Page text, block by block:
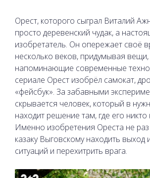
Орест, которого сыграл Виталий
просто деревенский чудак, а
изобретатель. Он опережает своё
несколько веков, придумывая
напоминающие современные
сериале Орест изобрёл самокат,
«фейсбук». За забавными
скрывается человек, который в
находит решение там, где его никто
Именно изобретения Ореста не
казаку Выговскому находить выход
ситуаций и перехитрить врага.